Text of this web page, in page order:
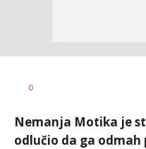
AUTOR
0
Nemanja Motika je
odlučio da ga odmah